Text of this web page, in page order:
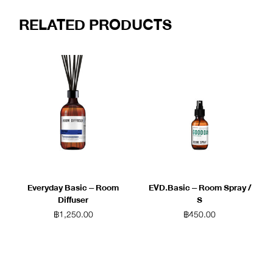
RELATED PRODUCTS
Everyday Basic – Room
Diffuser
฿1,250.00
EVD.Basic – Room Spray /
S
฿450.00